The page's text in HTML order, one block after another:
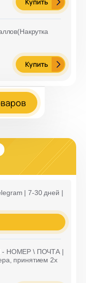
Купить
| 7-30 дней |
- НОМЕР \ ПОЧТА |
принятием 2х